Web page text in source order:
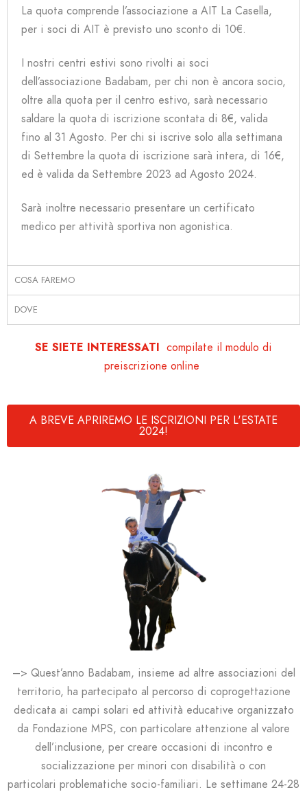
La quota comprende l’associazione a AIT La Casella,
per i soci di AIT è previsto uno sconto di 10€.
I nostri centri estivi sono rivolti ai soci
dell’associazione Badabam, per chi non è ancora socio,
oltre alla quota per il centro estivo, sarà necessario
saldare la quota di iscrizione scontata di 8€, valida
fino al 31 Agosto. Per chi si iscrive solo alla settimana
di Settembre la quota di iscrizione sarà intera, di 16€,
ed è valida da Settembre 2023 ad Agosto 2024.
Sarà inoltre necessario presentare un certificato
medico per attività sportiva non agonistica.
COSA FAREMO
DOVE
SE SIETE INTERESSATI compilate il modulo di
preiscrizione online
A BREVE APRIREMO LE ISCRIZIONI PER L'ESTATE
2024!
–> Quest’anno Badabam, insieme ad altre associazioni del
territorio, ha partecipato al percorso di coprogettazione
dedicata ai campi solari ed attività educative organizzato
da Fondazione MPS, con particolare attenzione al valore
dell’inclusione, per creare occasioni di incontro e
socializzazione per minori con disabilità o con
particolari problematiche socio-familiari. Le settimane 24-28